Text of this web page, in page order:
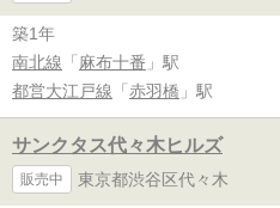
築1年
南北線 「 麻布十番 」駅
都営大江戸線 「 赤羽橋 」駅
サンクタス代々木ヒルズ
販売中 東京都渋谷区代々木